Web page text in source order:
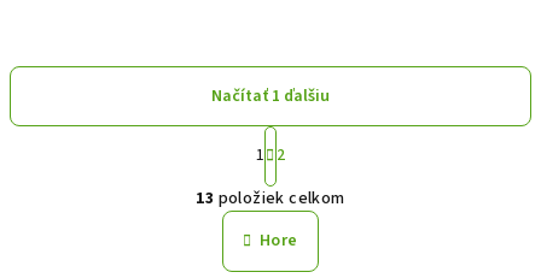
O
v
l
Načítať 1 ďalšiu
S
t
r
á
n
k
1 2
13 položiek celkom
Hore